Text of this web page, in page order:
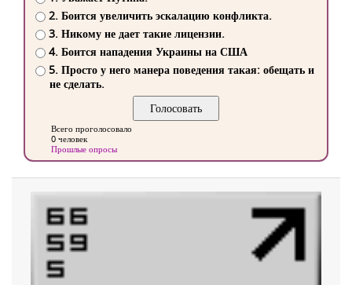
2. Боится увеличить эскалацию конфликта.
3. Никому не дает такие лицензии.
4. Боится нападения Украины на США
5. Просто у него манера поведения такая: обещать и
не сделать.
Всего проголосовало
0 человек
Прошлые опросы